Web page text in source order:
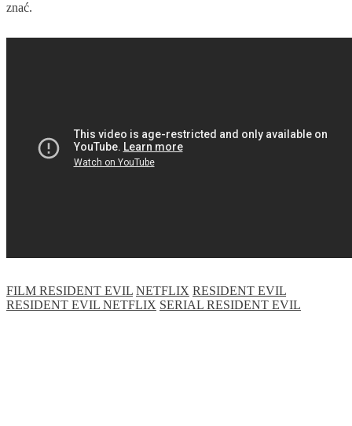
znać.
FILM RESIDENT EVIL NETFLIX RESIDENT EVIL
RESIDENT EVIL NETFLIX SERIAL RESIDENT EVIL